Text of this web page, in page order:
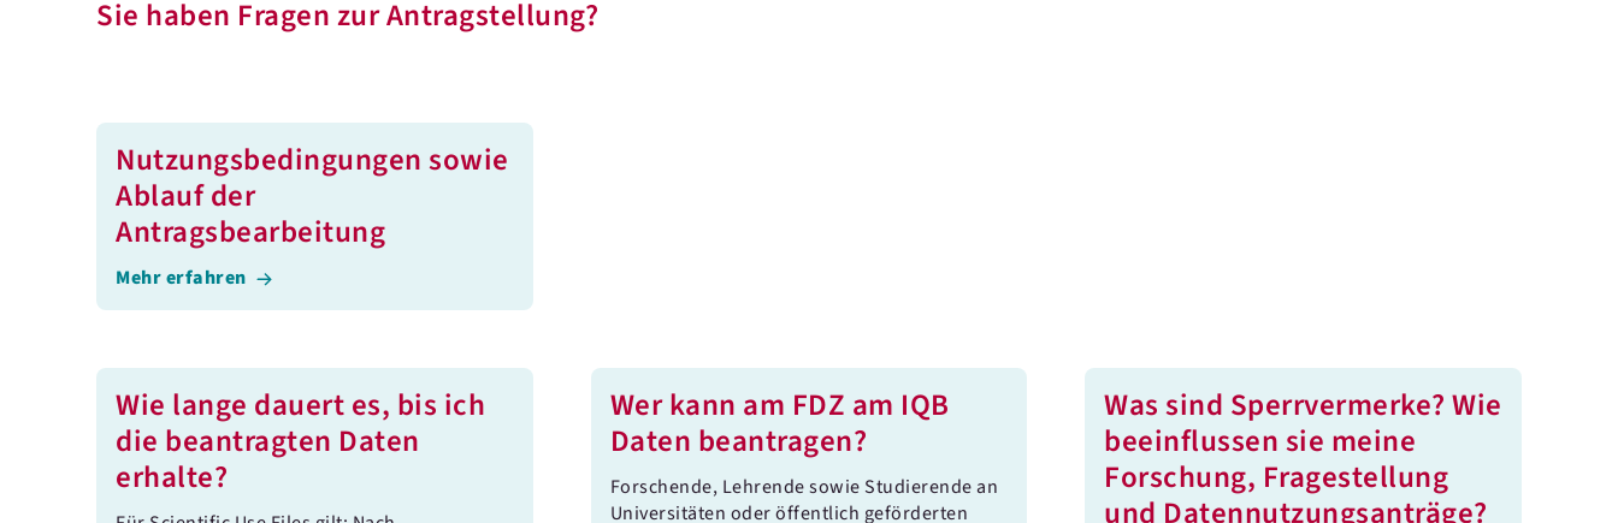
Sie haben Fragen zur Antragstellung?
Nutzungsbedingungen sowie
Ablauf der
Antragsbearbeitung
Mehr erfahren
Wie lange dauert es, bis ich
die beantragten Daten
erhalte?
Wer kann am FDZ am IQB
Daten beantragen?
Forschende, Lehrende sowie Studierende an
Universitäten oder öffentlich geförderten
Was sind Sperrvermerke? Wie
beeinflussen sie meine
Forschung, Fragestellung
und Datennutzungsanträge?